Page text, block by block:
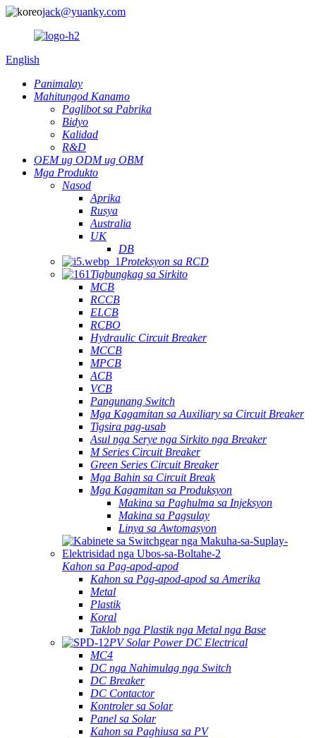
jack@yuanky.com
English
Panimalay
Mahitungod Kanamo
Paglibot sa Pabrika
Bidyo
Kalidad
R&D
OEM ug ODM ug OBM
Mga Produkto
Nasod
Aprika
Rusya
Australia
UK
DB
Proteksyon sa RCD
Tigbungkag sa Sirkito
MCB
RCCB
ELCB
RCBO
Hydraulic Circuit Breaker
MCCB
MPCB
ACB
VCB
Pangunang Switch
Mga Kagamitan sa Auxiliary sa Circuit Breaker
Tigsira pag-usab
Asul nga Serye nga Sirkito nga Breaker
M Series Circuit Breaker
Green Series Circuit Breaker
Mga Bahin sa Circuit Break
Mga Kagamitan sa Produksyon
Makina sa Paghulma sa Injeksyon
Makina sa Pagsulay
Linya sa Awtomasyon
Kahon sa Pag-apod-apod
Kahon sa Pag-apod-apod sa Amerika
Metal
Plastik
Koral
Taklob nga Plastik nga Metal nga Base
PV Solar Power DC Electrical
MC4
DC nga Nahimulag nga Switch
DC Breaker
DC Contactor
Kontroler sa Solar
Panel sa Solar
Kahon sa Paghiusa sa PV